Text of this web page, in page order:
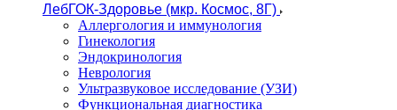
ЛебГОК-Здоровье (мкр. Космос, 8Г)
Аллергология и иммунология
Гинекология
Эндокринология
Неврология
Ультразвуковое исследование (УЗИ)
Функциональная диагностика